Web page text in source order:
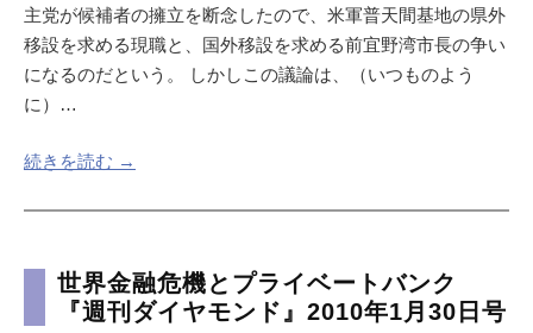
主党が候補者の擁立を断念したので、米軍普天間基地の県外
移設を求める現職と、国外移設を求める前宜野湾市長の争い
になるのだという。 しかしこの議論は、（いつものよう
に）…
続きを読む →
世界金融危機とプライベートバンク
『週刊ダイヤモンド』2010年1月30日号